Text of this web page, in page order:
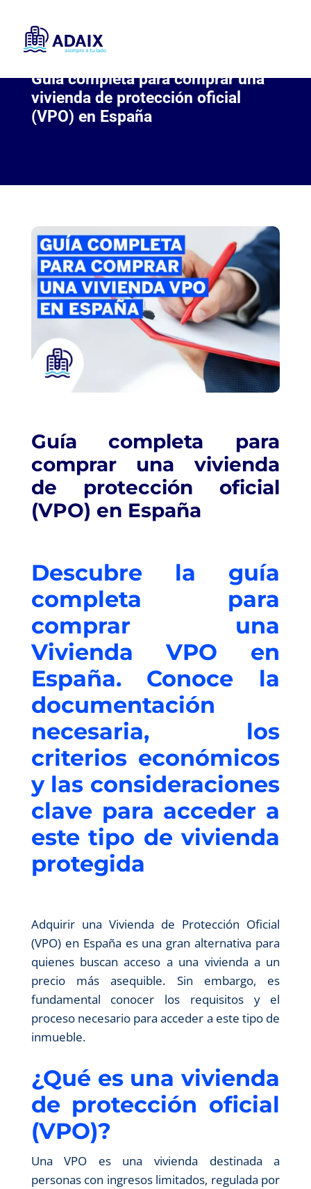
Guía completa para comprar una
vivienda de protección oficial
(VPO) en España
Guía completa para
comprar una vivienda
de protección oficial
(VPO) en España
Descubre la guía
completa para
comprar una
Vivienda VPO en
España. Conoce la
documentación
necesaria, los
criterios económicos
y las consideraciones
clave para acceder a
este tipo de vivienda
protegida
Adquirir una Vivienda de Protección Oficial
(VPO) en España es una gran alternativa para
quienes buscan acceso a una vivienda a un
precio más asequible. Sin embargo, es
fundamental conocer los requisitos y el
proceso necesario para acceder a este tipo de
inmueble.
¿Qué es una vivienda
de protección oficial
(VPO)?
Una VPO es una vivienda destinada a
personas con ingresos limitados, regulada por